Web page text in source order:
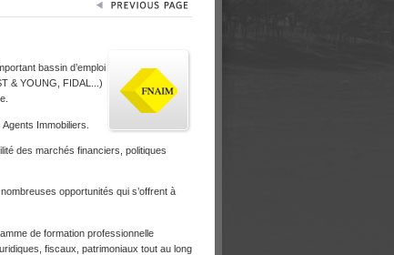
bassin d’emploi
& YOUNG, FIDAL...)
Immobiliers.
des marchés financiers, politiques
opportunités qui s’offrent à
de formation professionnelle
fiscaux, patrimoniaux tout au long